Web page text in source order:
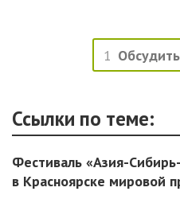
1
Ссылки по теме:
Фестиваль «Азия-
в Красноярске мировой